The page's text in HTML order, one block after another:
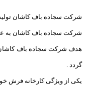
شرکت سجاده باف کاشان
شرکت سجاده باف کاشان به
هدف شرکت سجاده باف کاشان
گردد .
یکی از ویژگی کارخانه فرش